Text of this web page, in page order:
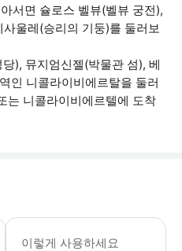
서면 슐로스 벨뷰(벨뷰 궁전),
울레(승리의 기둥)를 둘러보
), 뮤지엄신젤(박물관 섬), 베
인 니콜라이비에르탈을 둘러
는 니콜라이비에르텔에 도착
• 투어 노선은 약간 변경될 수 있습니
이렇게 사용하세요